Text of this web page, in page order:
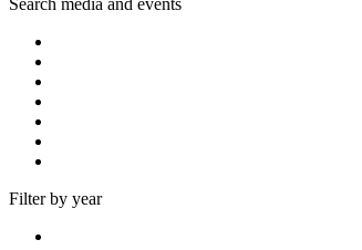
Search media and events
Filter by year